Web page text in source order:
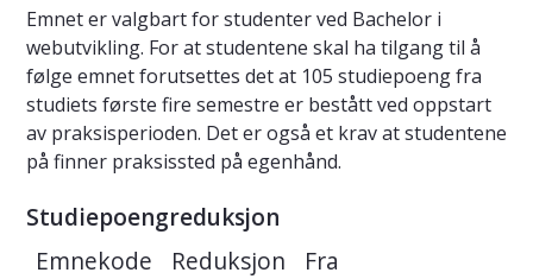
Emnet er valgbart for studenter ved Bachelor i
webutvikling. For at studentene skal ha tilgang til å
følge emnet forutsettes det at 105 studiepoeng fra
studiets første fire semestre er bestått ved oppstart
av praksisperioden. Det er også et krav at studentene
på finner praksissted på egenhånd.
Studiepoengreduksjon
Emnekode Reduksjon Fra